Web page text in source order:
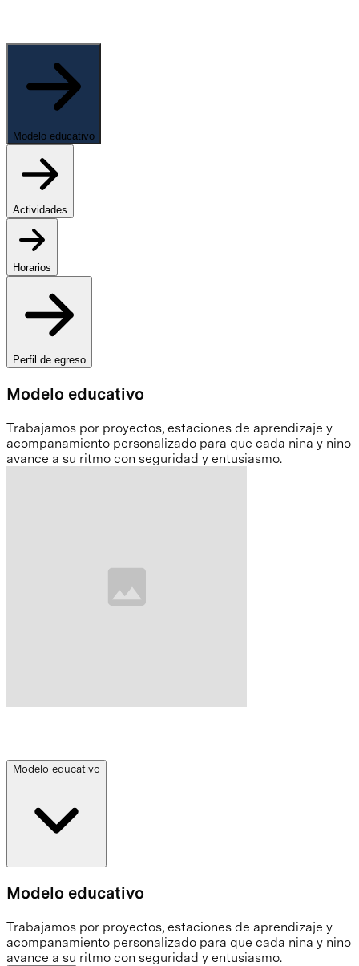
Modelo educativo
Actividades
Horarios
Perfil de egreso
Modelo educativo
Trabajamos por proyectos, estaciones de aprendizaje y
acompanamiento personalizado para que cada nina y nino
avance a su ritmo con seguridad y entusiasmo.
Modelo educativo
Modelo educativo
Trabajamos por proyectos, estaciones de aprendizaje y
acompanamiento personalizado para que cada nina y nino
avance a su ritmo con seguridad y entusiasmo.